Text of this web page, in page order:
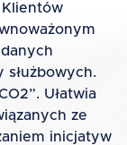
Klientów
służbowych.
Ułatwia
ze
inicjatyw